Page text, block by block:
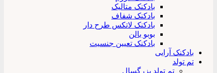
بادکنک متالیک
بادکنک شفاف
بادکنک لاتکس طرح دار
بوبو بالن
بادکنک تعیین جنسیت
بادکنک آرایی
تم تولد
تم تولد بزرگسال